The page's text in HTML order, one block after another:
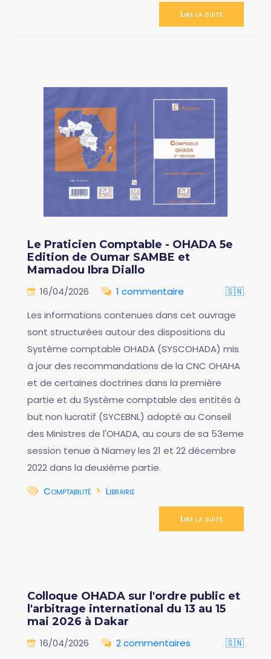
Lire la suite
Le Praticien Comptable - OHADA 5e
Edition de Oumar SAMBE et
Mamadou Ibra Diallo
16/04/2026 1 commentaire
🇸🇳
Les informations contenues dans cet ouvrage
sont structurées autour des dispositions du
Système comptable OHADA (SYSCOHADA) mis
à jour des recommandations de la CNC OHAHA
et de certaines doctrines dans la première
partie et du Système comptable des entités à
but non lucratif (SYCEBNL) adopté au Conseil
des Ministres de l'OHADA, au cours de sa 53eme
session tenue à Niamey les 21 et 22 décembre
2022 dans la deuxième partie.
Comptabilité
Librairie
Lire la suite
Colloque OHADA sur l'ordre public et
l'arbitrage international du 13 au 15
mai 2026 à Dakar
16/04/2026 2 commentaires
🇸🇳